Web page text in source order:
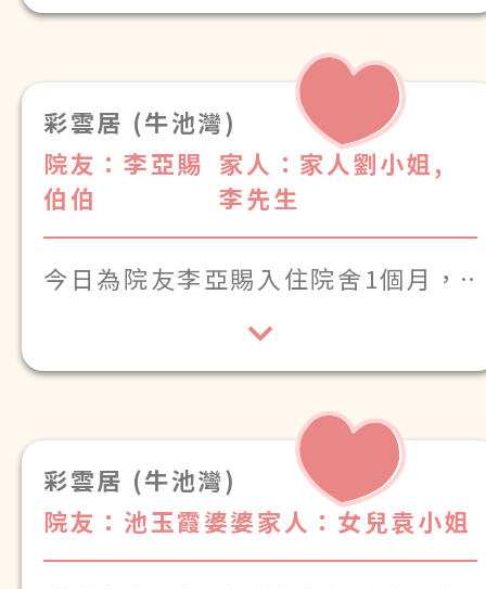
彩雲居 (牛池灣)
院友：李亞賜
伯伯
家人：家人劉小姐,
李先生
今日為院友李亞賜入住院舍1個月，
感謝各位的悉心照顧
彩雲居 (牛池灣)
院友：池玉霞婆婆家人：女兒袁小姐